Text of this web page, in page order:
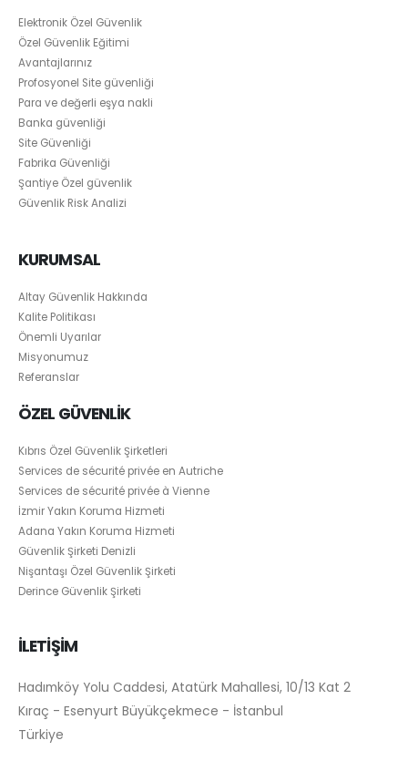
Elektronik Özel Güvenlik
Özel Güvenlik Eğitimi
Avantajlarınız
Profosyonel Site güvenliği
Para ve değerli eşya nakli
Banka güvenliği
Site Güvenliği
Fabrika Güvenliği
Şantiye Özel güvenlik
Güvenlik Risk Analizi
KURUMSAL
Altay Güvenlik Hakkında
Kalite Politikası
Önemli Uyarılar
Misyonumuz
Referanslar
ÖZEL GÜVENLİK
Kıbrıs Özel Güvenlik Şirketleri
Services de sécurité privée en Autriche
Services de sécurité privée à Vienne
İzmir Yakın Koruma Hizmeti
Adana Yakın Koruma Hizmeti
Güvenlik Şirketi Denizli
Nişantaşı Özel Güvenlik Şirketi
Derince Güvenlik Şirketi
İLETİŞİM
Hadımköy Yolu Caddesi, Atatürk Mahallesi, 10/13 Kat 2
Kıraç - Esenyurt Büyükçekmece - İstanbul
Türkiye